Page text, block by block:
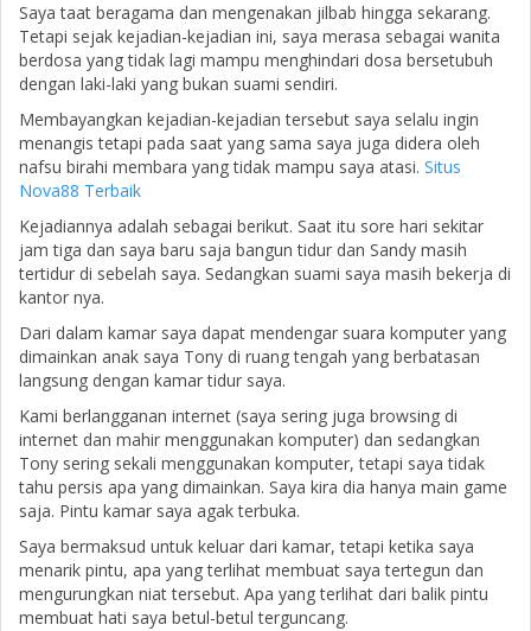
Saya taat beragama dan mengenakan jilbab hingga sekarang.
Tetapi sejak kejadian-kejadian ini, saya merasa sebagai wanita
berdosa yang tidak lagi mampu menghindari dosa bersetubuh
dengan laki-laki yang bukan suami sendiri.
Membayangkan kejadian-kejadian tersebut saya selalu ingin
menangis tetapi pada saat yang sama saya juga didera oleh
nafsu birahi membara yang tidak mampu saya atasi. Situs
Nova88 Terbaik
Kejadiannya adalah sebagai berikut. Saat itu sore hari sekitar
jam tiga dan saya baru saja bangun tidur dan Sandy masih
tertidur di sebelah saya. Sedangkan suami saya masih bekerja di
kantor nya.
Dari dalam kamar saya dapat mendengar suara komputer yang
dimainkan anak saya Tony di ruang tengah yang berbatasan
langsung dengan kamar tidur saya.
Kami berlangganan internet (saya sering juga browsing di
internet dan mahir menggunakan komputer) dan sedangkan
Tony sering sekali menggunakan komputer, tetapi saya tidak
tahu persis apa yang dimainkan. Saya kira dia hanya main game
saja. Pintu kamar saya agak terbuka.
Saya bermaksud untuk keluar dari kamar, tetapi ketika saya
menarik pintu, apa yang terlihat membuat saya tertegun dan
mengurungkan niat tersebut. Apa yang terlihat dari balik pintu
membuat hati saya betul-betul terguncang.